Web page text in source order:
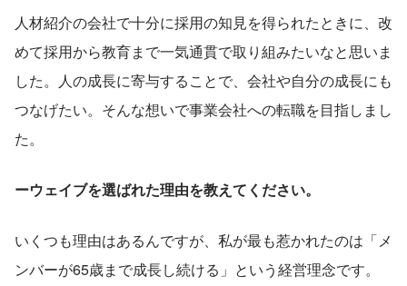
人材紹介の会社で十分に採用の知見を得られたときに、改
めて採用から教育まで一気通貫で取り組みたいなと思いま
した。人の成長に寄与することで、会社や自分の成長にも
つなげたい。そんな想いで事業会社への転職を目指しまし
た。
ーウェイブを選ばれた理由を教えてください。
いくつも理由はあるんですが、私が最も惹かれたのは「メ
ンバーが65歳まで成長し続ける」という経営理念です。